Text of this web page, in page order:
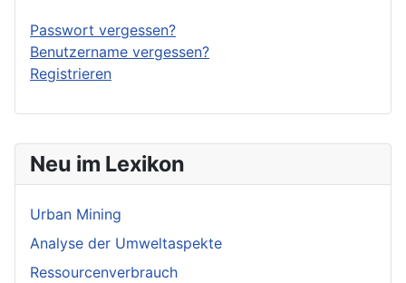
Neu im Lexikon
Urban Mining
Analyse der Umweltaspekte
Ressourcenverbrauch
Passwort vergessen?
Benutzername vergessen?
Registrieren